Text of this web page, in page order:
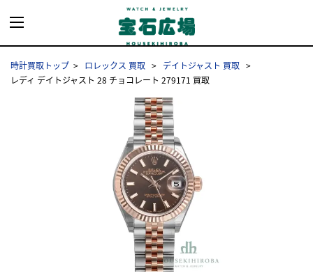
時計買取トップ ロレックス 買取
デイトジャスト 買取
レディ デイトジャスト 28 チョコレート 279171 買取